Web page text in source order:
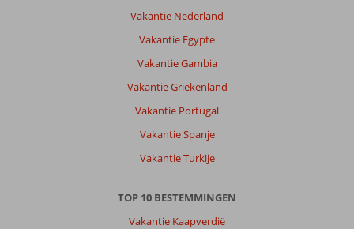
Vakantie Nederland
Vakantie Egypte
Vakantie Gambia
Vakantie Griekenland
Vakantie Portugal
Vakantie Spanje
Vakantie Turkije
TOP 10 BESTEMMINGEN
Vakantie Kaapverdië